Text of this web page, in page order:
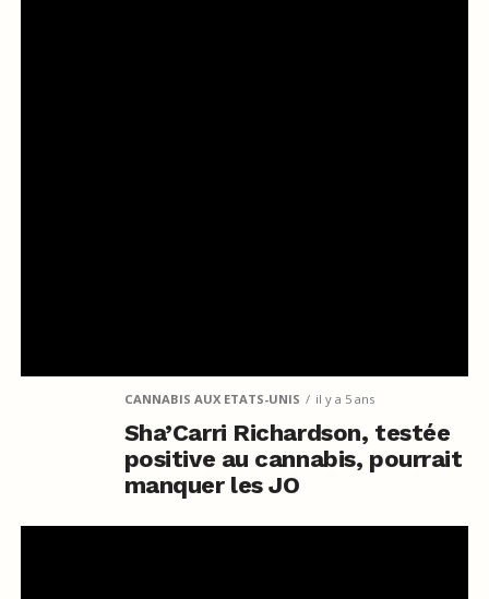
CANNABIS AUX ETATS-UNIS il y a 5 ans
Sha’Carri Richardson, testée
positive au cannabis, pourrait
manquer les JO